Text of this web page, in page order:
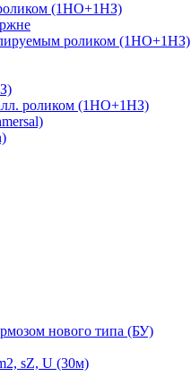
(1НО+1НЗ)
роликом (1НО+1НЗ)
роликом (1НО+1НЗ)
нового типа (БУ)
sZ, U (30м)